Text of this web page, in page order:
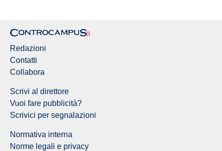
Redazioni
Contatti
Collabora
Scrivi al direttore
Vuoi fare pubblicità?
Scrivici per segnalazioni
Normativa interna
Norme legali e privacy